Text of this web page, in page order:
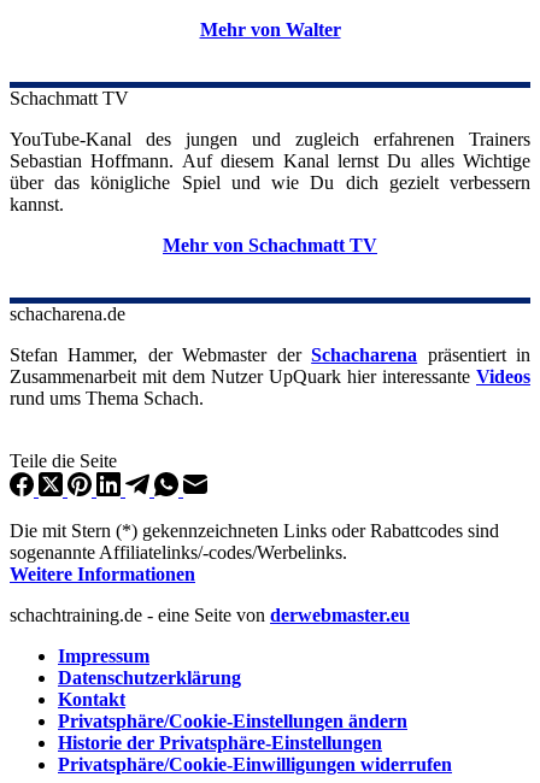
Mehr von Walter
Schachmatt TV
YouTube-Kanal des jungen und zugleich erfahrenen Trainers
Sebastian Hoffmann. Auf diesem Kanal lernst Du alles Wichtige
über das königliche Spiel und wie Du dich gezielt verbessern
kannst.
Mehr von Schachmatt TV
schacharena.de
Stefan Hammer, der Webmaster derSchacharena präsentiert in
Zusammenarbeit mit dem Nutzer UpQuark hier interessante Videos
rund ums Thema Schach.
Teile die Seite
Die mit Stern (*) gekennzeichneten Links oder Rabattcodes sind
sogenannte Affiliatelinks/-codes/Werbelinks.
Weitere Informationen
schachtraining.de - eine Seite von derwebmaster.eu
Impressum
Datenschutzerklärung
Kontakt
Privatsphäre/Cookie-Einstellungen ändern
Historie der Privatsphäre-Einstellungen
Privatsphäre/Cookie-Einwilligungen widerrufen